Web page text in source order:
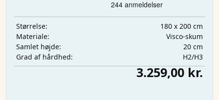
Størrelse:
180 x 200 cm
Materiale:
Visco-skum
Samlet højde:
20 cm
Grad af hårdhed:
H2/H3
3.259,00 kr.